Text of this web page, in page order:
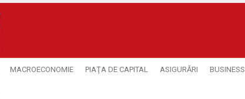
MACROECONOMIE PIAŢA DE CAPITAL ASIGURĂRI BUSINESS